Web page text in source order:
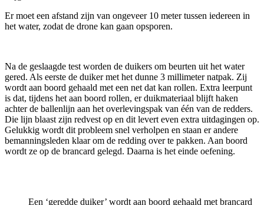
Er moet een afstand zijn van ongeveer 10 meter tussen iedereen in
het water, zodat de drone kan gaan opsporen.
Na de geslaagde test worden de duikers om beurten uit het water
gered. Als eerste de duiker met het dunne 3 millimeter natpak. Zij
wordt aan boord gehaald met een net dat kan rollen. Extra leerpunt
is dat, tijdens het aan boord rollen, er duikmateriaal blijft haken
achter de ballenlijn aan het overlevingspak van één van de redders.
Die lijn blaast zijn redvest op en dit levert even extra uitdagingen op.
Gelukkig wordt dit probleem snel verholpen en staan er andere
bemanningsleden klaar om de redding over te pakken. Aan boord
wordt ze op de brancard gelegd. Daarna is het einde oefening.
Een ‘geredde duiker’ wordt aan boord gehaald met brancard